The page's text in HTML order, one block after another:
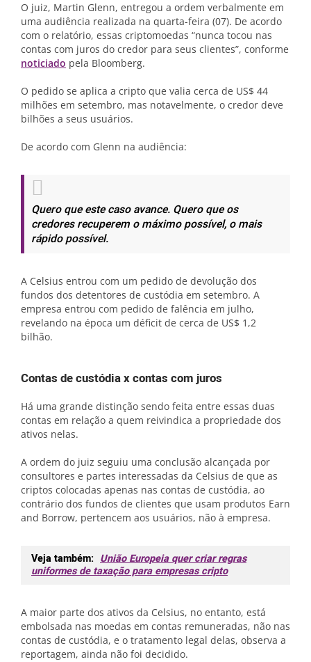
O juiz, Martin Glenn, entregou a ordem verbalmente em
uma audiência realizada na quarta-feira (07). De acordo
com o relatório, essas criptomoedas “nunca tocou nas
contas com juros do credor para seus clientes”, conforme
noticiado pela Bloomberg.
O pedido se aplica a cripto que valia cerca de US$ 44
milhões em setembro, mas notavelmente, o credor deve
bilhões a seus usuários.
De acordo com Glenn na audiência:
Quero que este caso avance. Quero que os
credores recuperem o máximo possível, o mais
rápido possível.
A Celsius entrou com um pedido de devolução dos
fundos dos detentores de custódia em setembro. A
empresa entrou com pedido de falência em julho,
revelando na época um déficit de cerca de US$ 1,2
bilhão.
Contas de custódia x contas com juros
Há uma grande distinção sendo feita entre essas duas
contas em relação a quem reivindica a propriedade dos
ativos nelas.
A ordem do juiz seguiu uma conclusão alcançada por
consultores e partes interessadas da Celsius de que as
criptos colocadas apenas nas contas de custódia, ao
contrário dos fundos de clientes que usam produtos Earn
and Borrow, pertencem aos usuários, não à empresa.
Veja também: União Europeia quer criar regras
uniformes de taxação para empresas cripto
A maior parte dos ativos da Celsius, no entanto, está
embolsada nas moedas em contas remuneradas, não nas
contas de custódia, e o tratamento legal delas, observa a
reportagem, ainda não foi decidido.